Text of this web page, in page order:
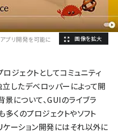
プリ開発を可能に
ジェクトとしてコミュニティ
立したデベロッパーによって開
景について、GUIのライブラ
くのプロジェクトやソフト
ケーション開発にはそれ以外に